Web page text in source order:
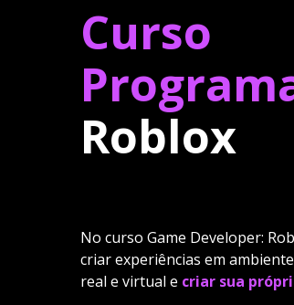
Curso
Roblox
No curso Game Developer:
criar experiências em
real e virtual e criar sua